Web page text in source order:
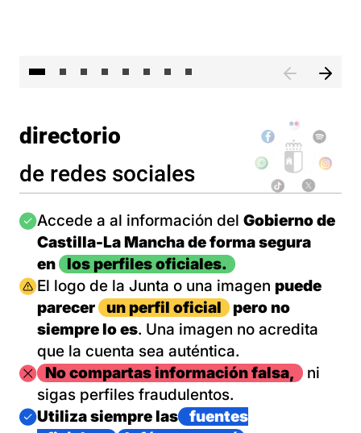
directorio
de redes sociales
Imagen
Accede a al información del Gobierno de
Castilla-La Mancha de forma segura
en
los perfiles oficiales.
Imagen
El logo de la Junta o una imagen puede
parecer
un perfil oficial
pero no
siempre lo es. Una imagen no acredita
que la cuenta sea auténtica.
ImagenNo compartas información falsa,
ni
sigas perfiles fraudulentos.
Imagen
Utiliza siempre las
fuentes